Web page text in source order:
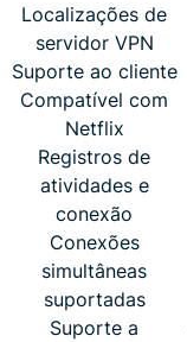
Localizações de
servidor VPN
Suporte ao cliente
Compatível com
Netflix
Registros de
atividades e
conexão
Conexões
simultâneas
suportadas
Suporte a